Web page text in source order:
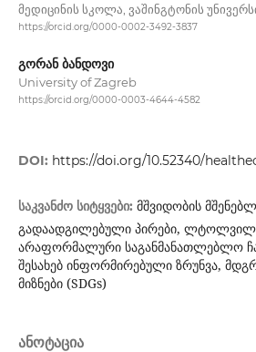
მედიცინის სკოლა, ვაშინგტონის
https://orcid.org/0000-0002-3492-3837
გორან ბანდოვი
University of Zagreb
https://orcid.org/0000-0003-4644-4582
DOI: https://doi.org/10.52340/
საკვანძო სიტყვები: მშვიდობის
გადაადგილებული პირები,
არაფორმალური საგანმანათლებლო
შესახებ ინფორმირებული ზრუნვა,
მიზნები (SDGs)
ᲐᲜᲝᲢᲐᲪᲘᲐ